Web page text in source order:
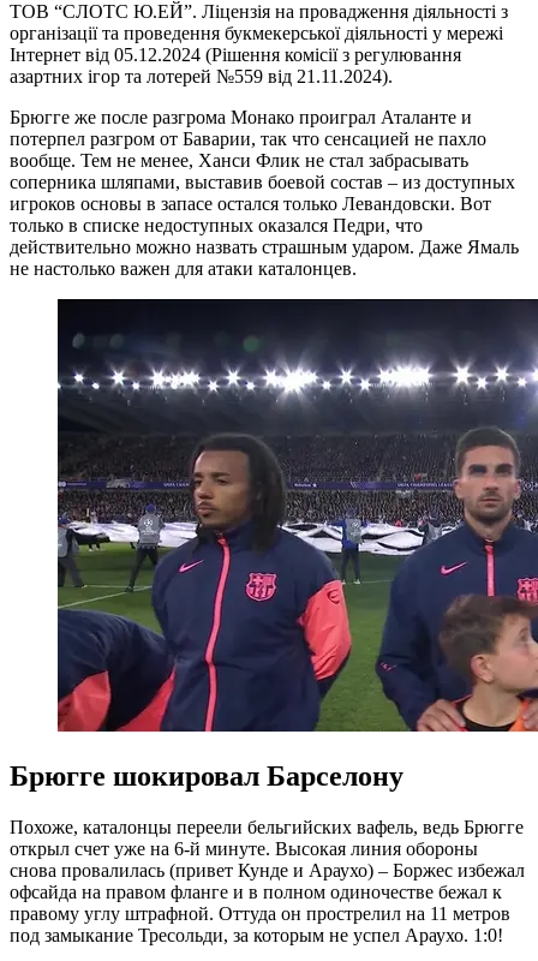
ТОВ “СЛОТС Ю.ЕЙ”. Ліцензія на провадження діяльності з
організації та проведення букмекерської діяльності у мережі
Інтернет від 05.12.2024 (Рішення комісії з регулювання
азартних ігор та лотерей №559 від 21.11.2024).
Брюгге же после разгрома Монако проиграл Аталанте и
потерпел разгром от Баварии, так что сенсацией не пахло
вообще. Тем не менее, Ханси Флик не стал забрасывать
соперника шляпами, выставив боевой состав – из доступных
игроков основы в запасе остался только Левандовски. Вот
только в списке недоступных оказался Педри, что
действительно можно назвать страшным ударом. Даже Ямаль
не настолько важен для атаки каталонцев.
Брюгге шокировал Барселону
Похоже, каталонцы переели бельгийских вафель, ведь Брюгге
открыл счет уже на 6-й минуте. Высокая линия обороны
снова провалилась (привет Кунде и Араухо) – Боржес избежал
офсайда на правом фланге и в полном одиночестве бежал к
правому углу штрафной. Оттуда он прострелил на 11 метров
под замыкание Тресольди, за которым не успел Араухо. 1:0!